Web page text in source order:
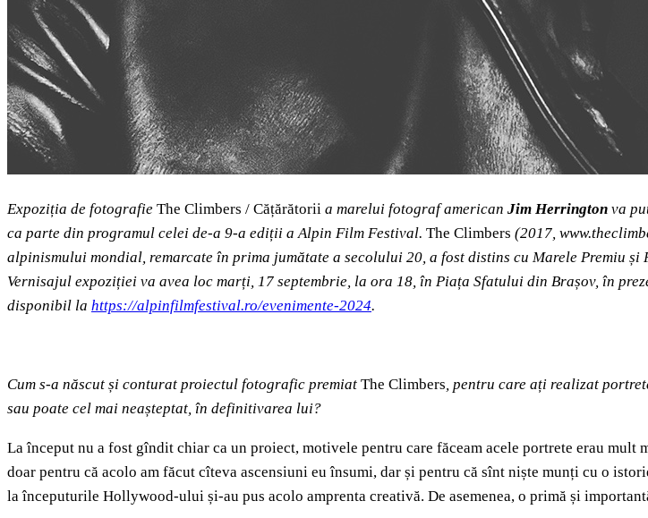
Expoziția de fotografie The Climbers / Cățărătorii a marelui fotograf american Jim Herrington va
ca parte din programul celei de-a 9-a ediții a Alpin Film Festival. The Climbers (2017,
alpinismului mondial, remarcate în prima jumătate a secolului 20, a fost distins cu Marele Premiu
Vernisajul expoziției va avea loc marți, 17 septembrie, la ora 18, în Piața Sfatului din Brașov, în
disponibil la https://alpinfilmfestival.ro/evenimente-2024.
Cum s-a născut și conturat proiectul fotografic premiat The Climbers, pentru care ați realizat
sau poate cel mai neașteptat, în definitivarea lui?
La început nu a fost gîndit chiar ca un proiect, motivele pentru care făceam acele portrete erau
doar pentru că acolo am făcut cîteva ascensiuni eu însumi, dar și pentru că sînt niște munți cu o
la începuturile Hollywood-ului și-au pus acolo amprenta creativă. De asemenea, o primă și